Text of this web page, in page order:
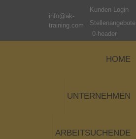
info@ak-
training.com
Kunden-Login
Stellenangebote
0-header
HOME
UNTERNEHMEN
ARBEITSUCHENDE